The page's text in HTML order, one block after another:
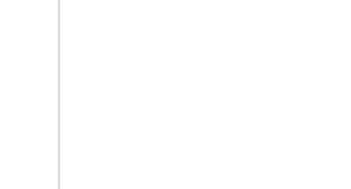
Salvo que se indique lo contrario,
. Para obtener más